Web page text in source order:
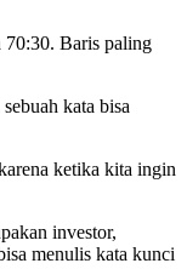
70:30. Baris paling
kata bisa
ketika kita ingin
investor,
menulis kata kunci